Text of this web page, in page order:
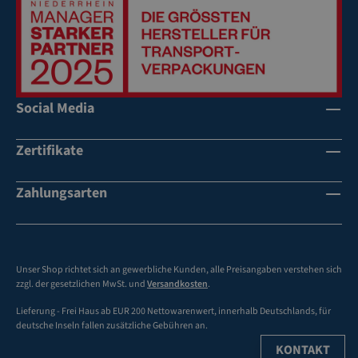
m
te
m
St
ah
uf
lo
ns
ll
ba
Social Media
Zertifikate
Zahlungsarten
Unser Shop richtet sich an gewerbliche Kunden, alle Preisangaben verstehen sich
zzgl. der gesetzlichen MwSt. undVersandkosten.
Lieferung - Frei Haus ab EUR 200 Nettowarenwert, innerhalb Deutschlands, für
deutsche Inseln fallen zusätzliche Gebühren an.
KONTAKT